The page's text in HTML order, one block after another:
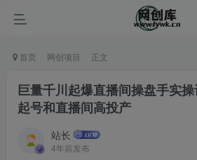
首页 网创项目 正文
巨量千川起爆直播间操盘手实
起号和直播间高投产
站长
4年前发布